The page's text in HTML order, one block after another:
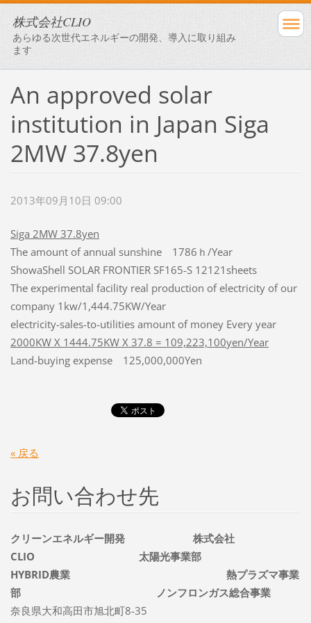
株式会社CLIO
あらゆる次世代エネルギーの開発、導入に取り組み
ます
An approved solar
institution in Japan Siga
2MW 37.8yen
2013年09月10日 09:00
Siga 2MW 37.8yen
The amount of annual sunshine 1786ｈ/Year
ShowaShell SOLAR FRONTIER SF165-S 12121sheets
The experimental facility real production of electricity of our
company 1kw/1,444.75KW/Year
electricity-sales-to-utilities amount of money Every year
2000KW X 1444.75KW X 37.8 = 109,223,100yen/Year
Land-buying expense 125,000,000Yen
« 戻る
お問い合わせ先
クリーンエネルギー開発 株式会社
CLIO 太陽光事業部
HYBRID農業 熱プラズマ事業
部 ノンフロンガス総合事業
奈良県大和高田市旭北町8-35